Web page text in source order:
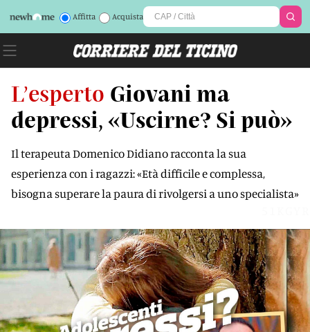
Affitta Acquista
L’esperto Giovani ma
depressi, «Uscirne? Si può»
Il terapeuta Domenico Didiano racconta la sua
esperienza con i ragazzi: «Età difficile e complessa,
bisogna superare la paura di rivolgersi a uno specialista»